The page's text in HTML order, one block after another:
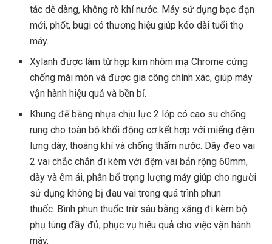
tác dễ dàng, không rò khí nước. Máy sử dụng bạc đạn
mới, phốt, bugi có thương hiệu giúp kéo dài tuổi thọ
máy.
Xylanh được làm từ hợp kim nhôm mạ Chrome cứng
chống mài mòn và được gia công chính xác, giúp máy
vận hành hiệu quả và bền bỉ.
Khung đế bằng nhựa chịu lực 2 lớp có cao su chống
rung cho toàn bộ khối động cơ kết hợp với miếng đệm
lưng dày, thoáng khí và chống thấm nước. Dây đeo vai
2 vai chắc chắn đi kèm với đệm vai bản rộng 60mm,
dày và êm ái, phân bổ trọng lượng máy giúp cho người
sử dụng không bị đau vai trong quá trình phun
thuốc. Bình phun thuốc trừ sâu bằng xăng đi kèm bộ
phụ tùng đầy đủ, phục vụ hiệu quả cho việc vận hành
máy.